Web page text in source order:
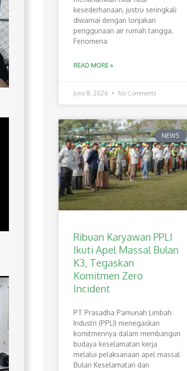
kesederhanaan, justru seringkali
diwarnai dengan lonjakan
penggunaan air rumah tangga.
Fenomena
READ MORE »
June 8, 2026 No Comments
NEWS
Ribuan Karyawan PPLI
Ikuti Apel Massal Bulan
K3, Tegaskan
Komitmen Zero
Incident
PT Prasadha Pamunah Limbah
Industri (PPLI) menegaskan
komitmennya dalam membangun
budaya keselamatan kerja
melalui pelaksanaan apel massal
Bulan Keselamatan dan